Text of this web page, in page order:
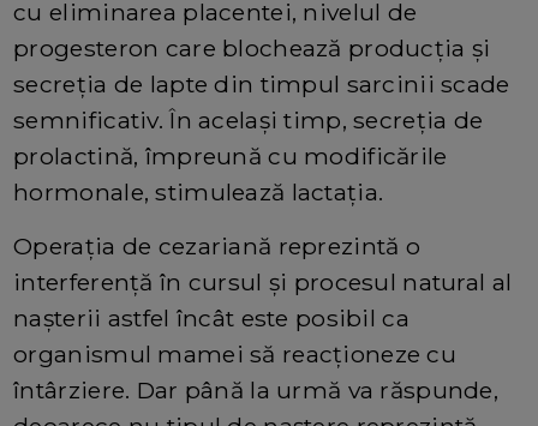
cu eliminarea placentei, nivelul de
progesteron care blochează producția și
secreția de lapte din timpul sarcinii scade
semnificativ. În același timp, secreția de
prolactină, împreună cu modificările
hormonale, stimulează lactația.
Operația de cezariană reprezintă o
interferență în cursul și procesul natural al
nașterii astfel încât este posibil ca
organismul mamei să reacționeze cu
întârziere. Dar până la urmă va răspunde,